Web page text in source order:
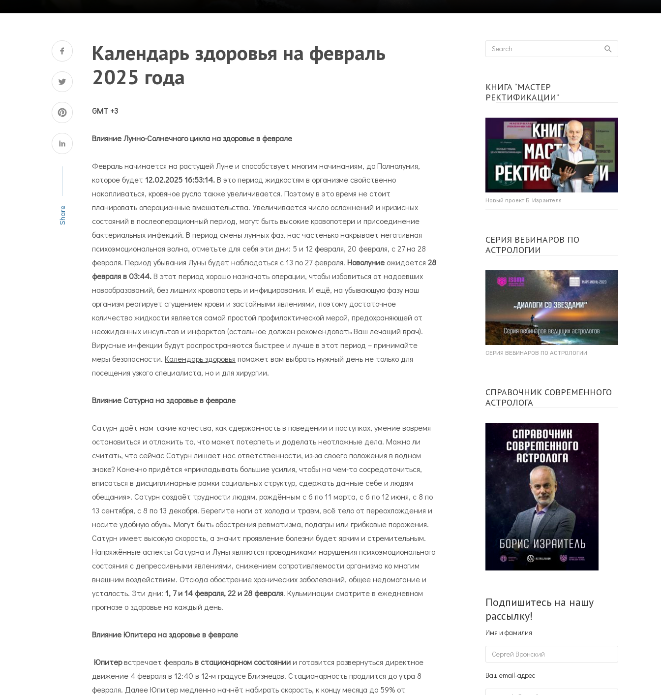
Share
Календарь здоровья на февраль
2025 года
GMT +3
Влияние Лунно-Солнечного цикла на здоровье в феврале
Февраль начинается на растущей Луне и способствует многим начинаниям, до Полнолуния,
которое будет 12.02.2025 16:53:14.В это период жидкостям в организме свойственно
накапливаться, кровяное русло также увеличивается. Поэтому в это время не стоит
планировать операционные вмешательства. Увеличивается число осложнений и кризисных
состояний в послеоперационный период, могут быть высокие кровопотери и присоединение
бактериальных инфекций. В период смены лунных фаз, нас частенько накрывает негативная
психоэмоциональная волна, отметьте для себя эти дни: 5 и 12 февраля, 20 февраля, с 27 на 28
февраля. Период убывания Луны будет наблюдаться с 13 по 27 февраля. Новолуние ожидается 28
февраля в 03:44.В этот период хорошо назначать операции, чтобы избавиться от надоевших
новообразований, без лишних кровопотерь и инфицирования. И ещё, на убывающую фазу наш
организм реагирует сгущением крови и застойными явлениями, поэтому достаточное
количество жидкости является самой простой профилактической мерой, предохраняющей от
неожиданных инсультов и инфарктов (остальное должен рекомендовать Ваш лечащий врач).
Вирусные инфекции будут распространяются быстрее и лучше в этот период – принимайте
меры безопасности. Календарь здоровья поможет вам выбрать нужный день не только для
посещения узкого специалиста, но и для хирургии.
Влияние Сатурна на здоровье в феврале
Сатурн даёт нам такие качества, как сдержанность в поведении и поступках, умение вовремя
остановиться и отложить то, что может потерпеть и доделать неотложные дела. Можно ли
считать, что сейчас Сатурн лишает нас ответственности, из-за своего положения в водном
знаке? Конечно придётся «прикладывать большие усилия, чтобы на чем-то сосредоточиться,
вписаться в дисциплинарные рамки социальных структур, сдержать данные себе и людям
обещания». Сатурн создаёт трудности людям, рождённым с 6 по 11 марта, с 6 по 12 июня, с 8 по
13 сентября, с 8 по 13 декабря. Берегите ноги от холода и травм, всё тело от переохлаждения и
носите удобную обувь. Могут быть обострения ревматизма, подагры или грибковые поражения.
Сатурн имеет высокую скорость, а значит проявление болезни будет ярким и стремительным.
Напряжённые аспекты Сатурна и Луны являются проводниками нарушения психоэмоционального
состояния с депрессивными явлениями, снижением сопротивляемости организма ко многим
внешним воздействиям. Отсюда обострение хронических заболеваний, общее недомогание и
усталость. Эти дни: 1, 7 и 14 февраля, 22 и 28 февраля. Кульминации смотрите в ежедневном
прогнозе о здоровье на каждый день.
Влияние Юпитера на здоровье в феврале
Юпитервстречает февральв стационарном состояниии готовится развернуться директное
движение 4 февраля в 12:40 в 12-м градусе Близнецов. Стационарность продлится до утра 8
февраля. Далее Юпитер медленно начнёт набирать скорость, к концу месяца до 59% от
КНИГА “МАСТЕР
РЕКТИФИКАЦИИ”
Новый проект Б. Израителя
СЕРИЯ ВЕБИНАРОВ ПО
АСТРОЛОГИИ
СЕРИЯ ВЕБИНАРОВ ПО АСТРОЛОГИИ
СПРАВОЧНИК СОВРЕМЕННОГО
АСТРОЛОГА
Подпишитесь на нашу
рассылку!
Имя и фамилия
Ваш email-адрес